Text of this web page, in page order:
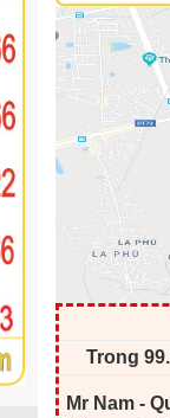
Trong
Mr Nam -